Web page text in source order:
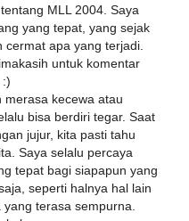
MLL 2004. Saya
yang tepat, yang sejak
apa yang terjadi.
untuk komentar
merasa kecewa atau
bisa berdiri tegar. Saat
jujur, kita pasti tahu
Saya selalu percaya
tepat bagi siapapun yang
seperti halnya hal lain
terasa sempurna.